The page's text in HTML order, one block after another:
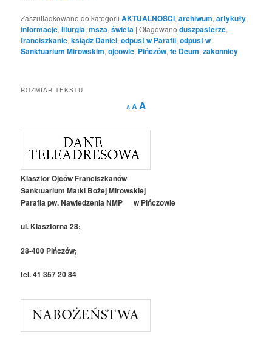
Zaszufladkowano do kategorii AKTUALNOŚCI,archiwum,artykuły,
informacje,liturgia,msza,świeta |Otagowano duszpasterze,
franciszkanie,ksiądz Daniel,odpust w Parafii,odpust w
Sanktuarium Mirowskim,ojcowie, Pińczów,te Deum,zakonnicy
ROZMIAR TEKSTU
A
Decrease
font
A Reset
AIncrease
Klasztor Ojców Franciszkanów
Sanktuarium Matki Bożej Mirowskiej
Parafia pw. Nawiedzenia NMP w Pińczowie
ul. Klasztorna 28;
28-400 Pińczów;
tel. 41 357 20 84